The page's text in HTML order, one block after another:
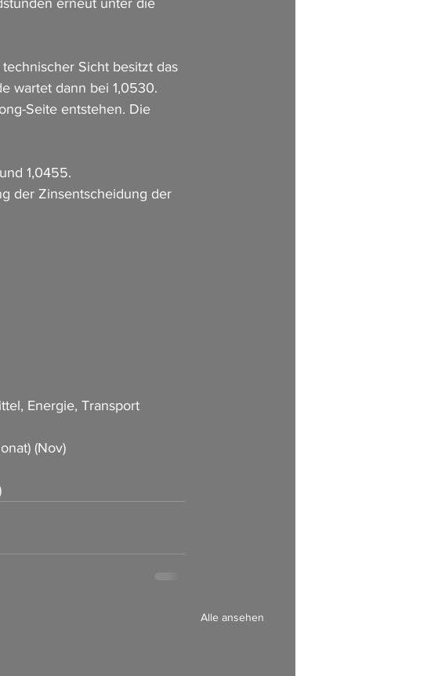
erneut unter die
Sicht besitzt das
wartet dann bei 1,0530.
Seite entstehen. Die
1,0455.
der Zinsentscheidung der
(Dez)
Energie, Transport
Kernrate (Monat) (Nov)
(Nov)
Alle ansehen